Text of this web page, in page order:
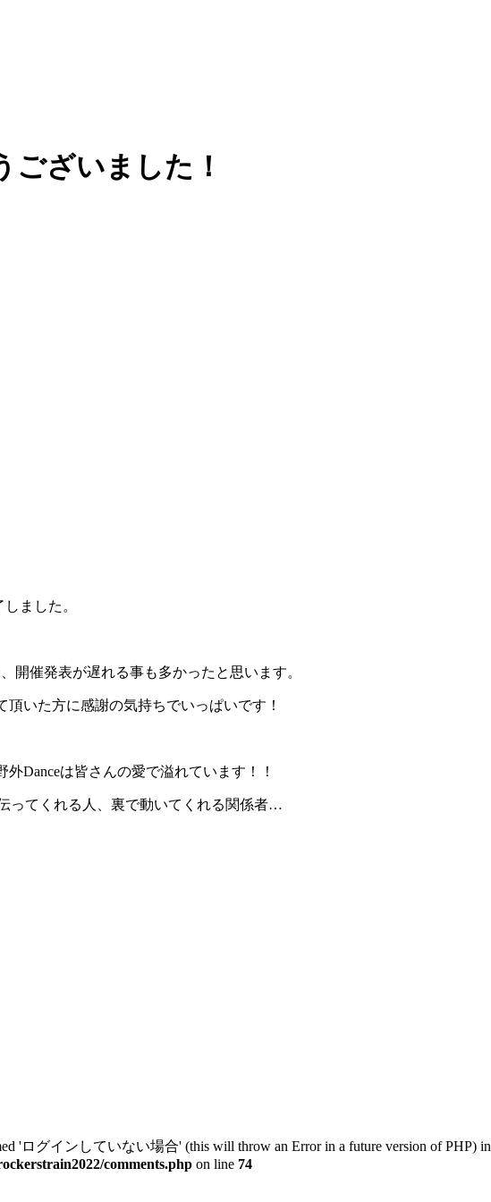
ございました！
ました。
開催発表が遅れる事も多かったと思います。
いた方に感謝の気持ちでいっぱいです！
Danceは皆さんの愛で溢れています！！
ってくれる人、裏で動いてくれる関係者…
'ログインしていない場合' (this will throw an Error in a future version of PHP) in
comments.php on line 74